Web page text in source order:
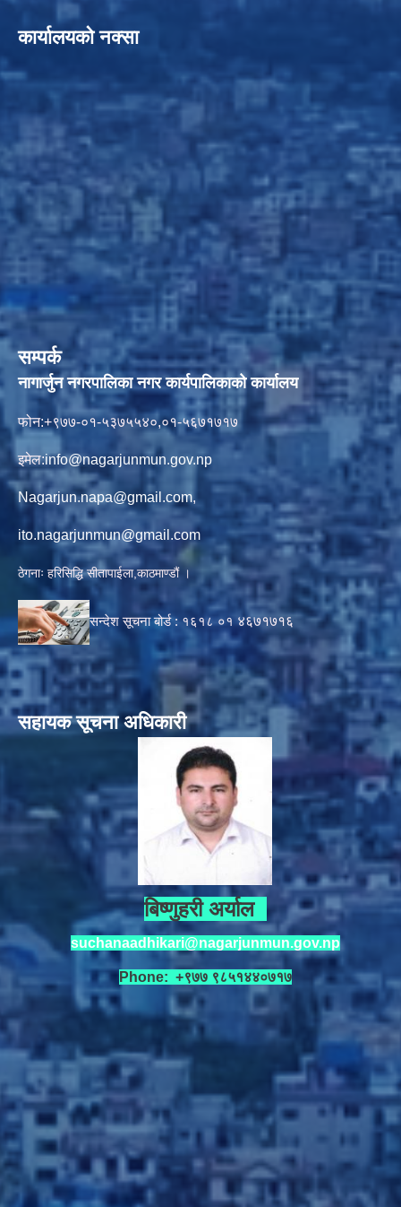
कार्यालयको नक्सा
सम्पर्क
नागार्जुन नगरपालिका नगर कार्यपालिकाको कार्यालय
फोन:+९७७-०१-५३७५५४०,०१-५६७१७१७
इमेल:info@nagarjunmun.gov.np
Nagarjun.napa@gmail.com,
ito.nagarjunmun@gmail.com
ठेगनाः हरिसिद्धि सीतापाईला,काठमाण्डौं ।
सन्देश सूचना बोर्ड : १६१८ ०१४६७१७१६
सहायक सूचना अधिकारी
बिष्णुहरी अर्याल
suchanaadhikari@nagarjunmun.gov.np
Phone: +९७७ ९८५१४४०७१७